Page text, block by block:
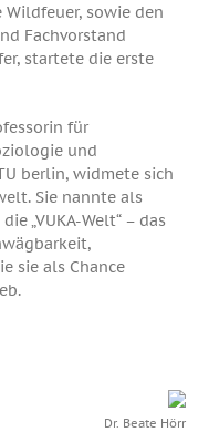
sowie den
Fachvorstand
startete die erste
für
und
berlin, widmete sich
Sie nannte als
„VUKA-Welt“ – das
sie als Chance
Dr. Beate Hörr